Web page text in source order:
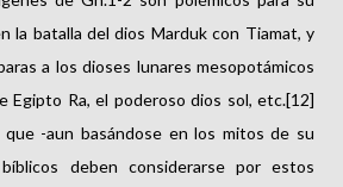
la batalla del dios Marduk con Tiamat, y
a los dioses lunares mesopotámicos
Egipto Ra, el poderoso dios sol, etc.[12]
-aun basándose en los mitos de su
deben considerarse por estos